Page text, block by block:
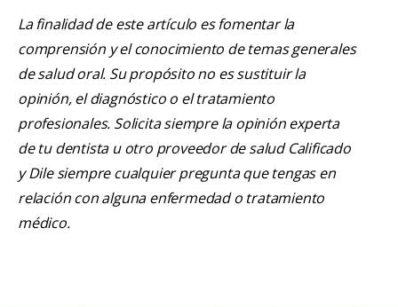
La finalidad de este artículo es fomentar la
comprensión y el conocimiento de temas generales
de salud oral. Su propósito no es sustituir la
opinión, el diagnóstico o el tratamiento
profesionales. Solicita siempre la opinión experta
de tu dentista u otro proveedor de salud Calificado
y Dile siempre cualquier pregunta que tengas en
relación con alguna enfermedad o tratamiento
médico.